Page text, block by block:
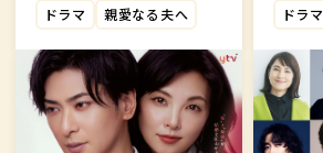
モシー）の「Stay
Alive」に決定！
ドラマ 親愛なる夫へ ドラマ